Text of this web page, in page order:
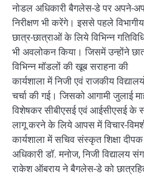
नोडल अधिकारी बैगलेस-डे पर अपने-
निरीक्षण भी करेंगे। इससे पहले विभागीय
छात्र-छात्राओं के लिये विभिन्न
भी अवलोकन किया। जिसमें उन्होंने
विभिन्न मॉडलों की खूब सराहना की
कार्यशाला में निजी एवं राजकीय
चर्चा की गई। जिसको आगामी जुलाई
विशेषकर सीबीएसई एवं आईसीएसई के
लागू करने के लिये आपस में विचार-
कार्यशाला में सचिव संस्कृत शिक्षा दीपक
अधिकारी डॉ. मनोज, निजी विद्यालय
राकेश ऑबराय ने बैगलेस-डे को